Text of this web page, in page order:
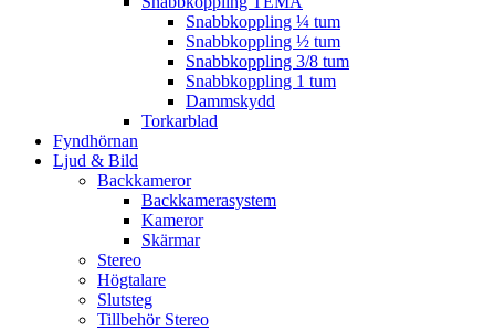
Snabbkoppling ¼ tum
Snabbkoppling ½ tum
Snabbkoppling 3/8 tum
Snabbkoppling 1 tum
Dammskydd
Torkarblad
Fyndhörnan
Ljud & Bild
Backkameror
Backkamerasystem
Kameror
Skärmar
Stereo
Högtalare
Slutsteg
Tillbehör Stereo